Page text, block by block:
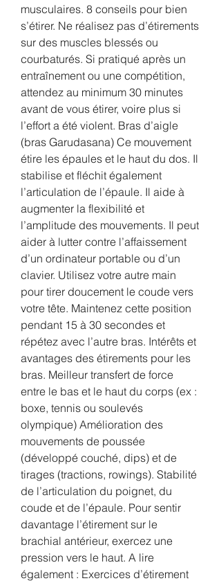
musculaires. 8 conseils pour bien
s’étirer. Ne réalisez pas d’étirements
sur des muscles blessés ou
courbaturés. Si pratiqué après un
entraînement ou une compétition,
attendez au minimum 30 minutes
avant de vous étirer, voire plus si
l’effort a été violent. Bras d’aigle
(bras Garudasana) Ce mouvement
étire les épaules et le haut du dos. Il
stabilise et fléchit également
l’articulation de l’épaule. Il aide à
augmenter la flexibilité et
l’amplitude des mouvements. Il peut
aider à lutter contre l’affaissement
d’un ordinateur portable ou d’un
clavier. Utilisez votre autre main
pour tirer doucement le coude vers
votre tête. Maintenez cette position
pendant 15 à 30 secondes et
répétez avec l’autre bras. Intérêts et
avantages des étirements pour les
bras. Meilleur transfert de force
entre le bas et le haut du corps (ex :
boxe, tennis ou soulevés
olympique) Amélioration des
mouvements de poussée
(développé couché, dips) et de
tirages (tractions, rowings). Stabilité
de l’articulation du poignet, du
coude et de l’épaule. Pour sentir
davantage l’étirement sur le
brachial antérieur, exercez une
pression vers le haut. A lire
également : Exercices d’étirement